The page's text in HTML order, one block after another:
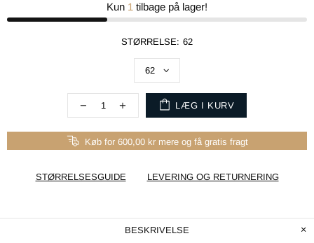
Kun 1 tilbage på lager!
STØRRELSE: 62
LÆG I KURV
Køb for 600,00 kr mere og få gratis fragt
STØRRELSESGUIDE LEVERING OG RETURNERING
BESKRIVELSE